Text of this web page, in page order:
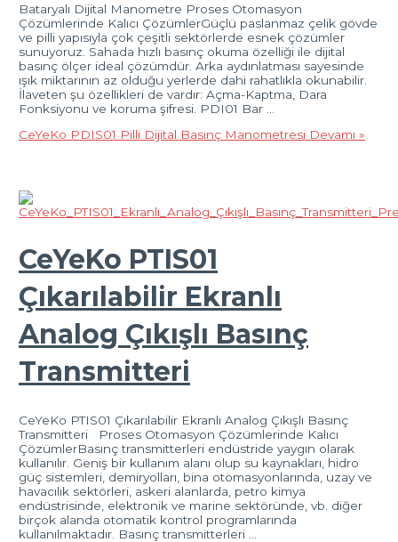
Bataryalı Dijital Manometre Proses Otomasyon
Çözümlerinde Kalıcı ÇözümlerGüçlü paslanmaz çelik gövde
ve pilli yapısıyla çok çeşitli sektörlerde esnek çözümler
sunuyoruz. Sahada hızlı basınç okuma özelliği ile dijital
basınç ölçer ideal çözümdür. Arka aydınlatması sayesinde
ışık miktarının az olduğu yerlerde dahi rahatlıkla okunabilir.
İlaveten şu özellikleri de vardır: Açma-Kaptma, Dara
Fonksiyonu ve koruma şifresi. PDI01 Bar …
CeYeKo PDIS01 Pilli Dijital Basınç Manometresi Devamı »
CeYeKo PTIS01
Çıkarılabilir Ekranlı
Analog Çıkışlı Basınç
Transmitteri
CeYeKo PTIS01 Çıkarılabilir Ekranlı Analog Çıkışlı Basınç
Transmitteri Proses Otomasyon Çözümlerinde Kalıcı
ÇözümlerBasınç transmitterleri endüstride yaygın olarak
kullanılır. Geniş bir kullanım alanı olup su kaynakları, hidro
güç sistemleri, demiryolları, bina otomasyonlarında, uzay ve
havacılık sektörleri, askeri alanlarda, petro kimya
endüstrisinde, elektronik ve marine sektöründe, vb. diğer
birçok alanda otomatik kontrol programlarında
kullanılmaktadır. Basınç transmitterleri …